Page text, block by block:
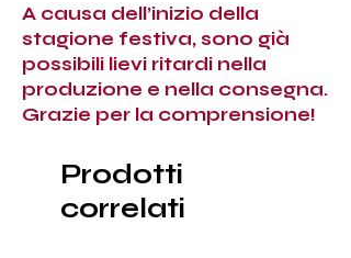
A causa dell’inizio della
stagione festiva, sono già
possibili lievi ritardi nella
produzione e nella consegna.
Grazie per la comprensione!
Prodotti
correlati